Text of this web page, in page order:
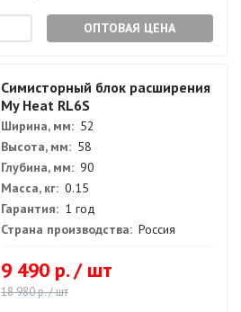
ОПТОВАЯ ЦЕНА
Симисторный блок расширения
My Heat RL6S
Ширина, мм: 52
Высота, мм: 58
Глубина, мм: 90
Масса, кг: 0.15
Гарантия: 1 год
Страна производства: Россия
9 490 р. / шт
18 980 р. / шт